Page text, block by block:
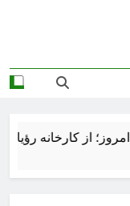
از کارخانه